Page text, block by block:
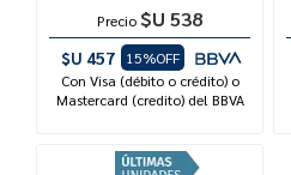
Precio $U 538
$U 457
15%OFF
Con Visa (débito o crédito) o
Mastercard (credito) del BBVA